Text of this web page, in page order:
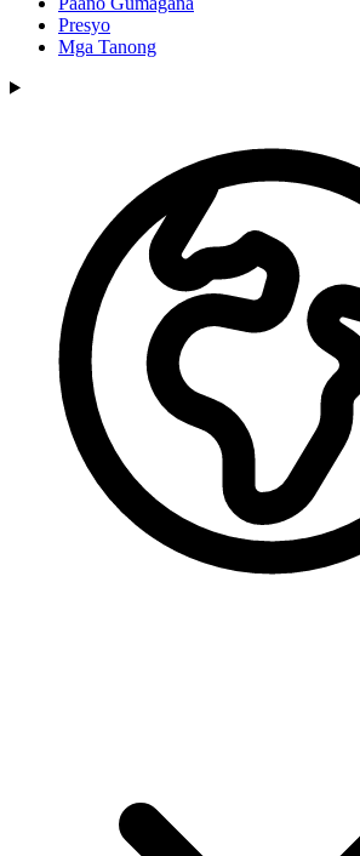
Presyo
Mga Tanong